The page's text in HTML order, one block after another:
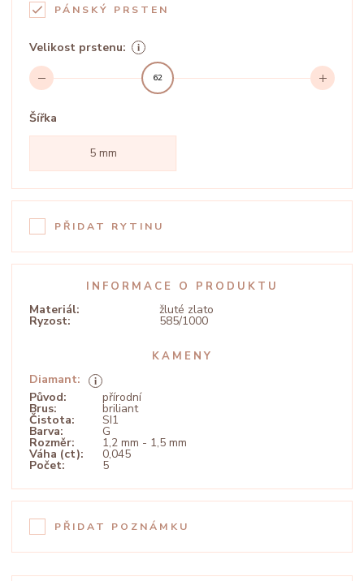
PÁNSKÝ PRSTEN
Velikost prstenu:
62
Šířka
5 mm
PŘIDAT RYTINU
INFORMACE O PRODUKTU
Materiál: žluté zlato
Ryzost: 585/1000
KAMENY
Diamant:
Původ:
přírodní
Brus: briliant
Čistota: SI1
Barva: G
Rozměr: 1,2 mm - 1,5 mm
Váha (ct): 0,045
Počet: 5
PŘIDAT POZNÁMKU